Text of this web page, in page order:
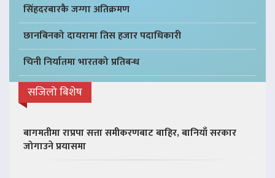
सिंहदरबारकै जग्गा अतिक्रमण
छानबिनको दायरामा तिस हजार पदाधिकारी
चिनी निर्यातमा भारतको प्रतिबन्ध
सजिलो बिशेष
बागमतीमा राप्रपा सत्ता समीकरणबाट बाहिर, बानियाँ सरकार
जोगाउने प्रयासमा